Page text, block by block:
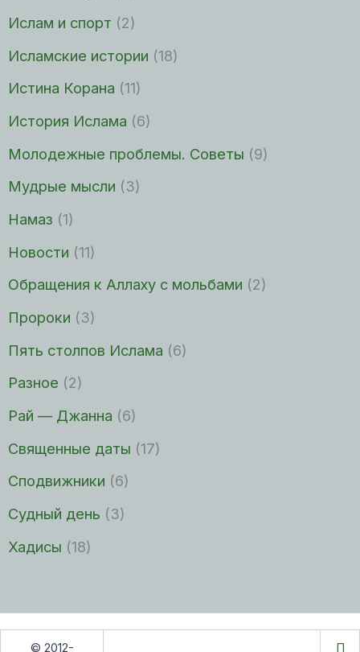
Ислам и спорт (2)
Исламские истории (18)
Истина Корана (11)
История Ислама (6)
Молодежные проблемы. Советы (9)
Мудрые мысли (3)
Намаз (1)
Новости (11)
Обращения к Аллаху с мольбами (2)
Пророки (3)
Пять столпов Ислама (6)
Разное (2)
Рай — Джанна (6)
Священные даты (17)
Сподвижники (6)
Судный день (3)
Хадисы (18)
© 2012- П